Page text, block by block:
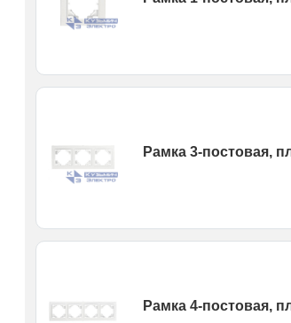
Рамка 3-постовая,
Рамка 4-постовая,